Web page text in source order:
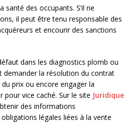
des occupants. S’il ne
il peut être tenu responsable des
et encourir des sanctions
dans les diagnostics plomb ou
demander la résolution du contrat
prix ou encore engager la
pour vice caché. Sur le site Juridique
des informations
légales liées à la vente